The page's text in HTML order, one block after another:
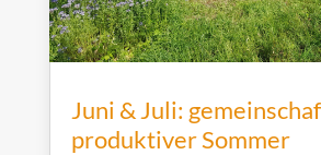
Juni & Juli:
produktiver Sommer